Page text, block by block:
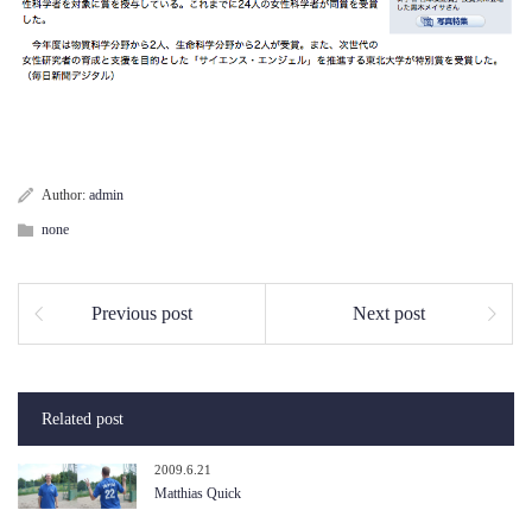
Author: admin
none
Previous post Next post
Related post
2009.6.21
Matthias Quick